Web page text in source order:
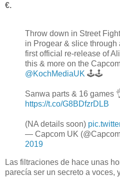
€.
Throw down in Street
in Progear & slice through
first official re-release of
this & more on the
@KochMediaUK 🕹️🕹️
Sanwa parts & 16 games
https://t.co/G8BDfzrDLB
(NA details soon)
— Capcom UK
2019
Las filtraciones de hace unas
parecía ser un secreto a voces,